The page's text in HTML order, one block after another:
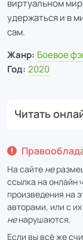
виртуальном
удержаться и в
сам.
Жанр: Боевое
Год: 2020
Читать
На сайте не
ссылка на онлайн
произведения на
авторами, или с
ненарушаются.
Если вы всё же